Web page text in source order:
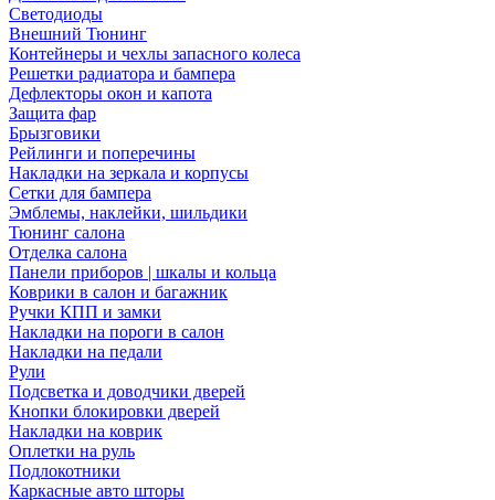
Светодиоды
Внешний Тюнинг
Контейнеры и чехлы запасного колеса
Решетки радиатора и бампера
Дефлекторы окон и капота
Защита фар
Брызговики
Рейлинги и поперечины
Накладки на зеркала и корпусы
Сетки для бампера
Эмблемы, наклейки, шильдики
Тюнинг салона
Отделка салона
Панели приборов | шкалы и кольца
Коврики в салон и багажник
Ручки КПП и замки
Накладки на пороги в салон
Накладки на педали
Рули
Подсветка и доводчики дверей
Кнопки блокировки дверей
Накладки на коврик
Оплетки на руль
Подлокотники
Каркасные авто шторы